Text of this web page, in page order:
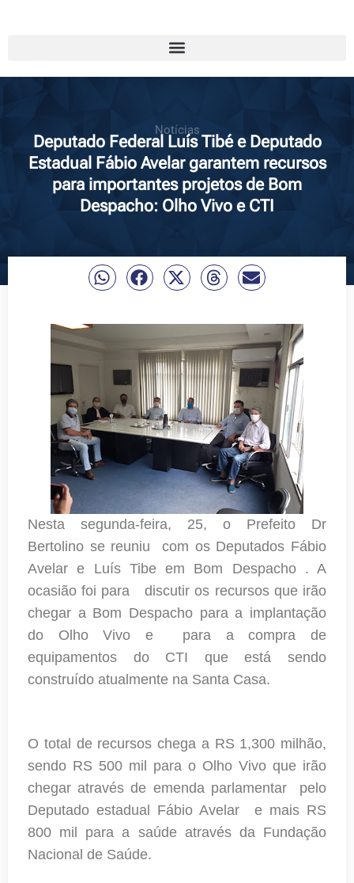
Notícias
Deputado Federal Luís Tibé e Deputado
Estadual Fábio Avelar garantem recursos
para importantes projetos de Bom
Despacho: Olho Vivo e CTI
Nesta segunda-feira, 25, o Prefeito Dr
Bertolino se reuniu com os Deputados Fábio
Avelar e Luís Tibe em Bom Despacho . A
ocasião foi para discutir os recursos que irão
chegar a Bom Despacho para a implantação
do Olho Vivo e para a compra de
equipamentos do CTI que está sendo
construído atualmente na Santa Casa.
O total de recursos chega a RS 1,300 milhão,
sendo RS 500 mil para o Olho Vivo que irão
chegar através de emenda parlamentar pelo
Deputado estadual Fábio Avelar e mais RS
800 mil para a saúde através da Fundação
Nacional de Saúde.